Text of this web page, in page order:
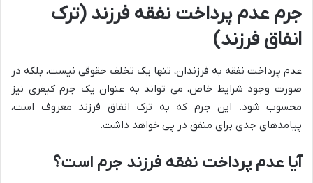
جرم عدم پرداخت نفقه فرزند (ترک
انفاق فرزند)
عدم پرداخت نفقه به فرزندان، تنها یک تخلف حقوقی نیست، بلکه در
صورت وجود شرایط خاص، می تواند به عنوان یک جرم کیفری نیز
محسوب شود. این جرم که به ترک انفاق فرزند معروف است،
پیامدهای جدی برای منفق در پی خواهد داشت.
آیا عدم پرداخت نفقه فرزند جرم است؟